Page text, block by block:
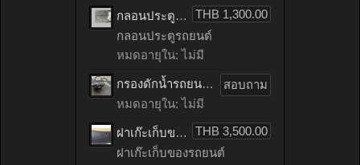
THB 1,300.00
กลอนประตูรถยนต์ HONDA accord เก่าญี่ปุ่น
กลอนประตูรถยนต์
หมดอายุใน: ไม่มี
สอบถาม
กรองดักน้ำรถยนต์ toyota TIGER เก่าญี่ปุ่น
หมดอายุใน: ไม่มี
THB 3,500.00
ฝาเก๊ะเก็บของรถยนต์ benz C200 CGI เก่าญี่ปุ่น
ฝาเก๊ะเก็บของรถยนต์